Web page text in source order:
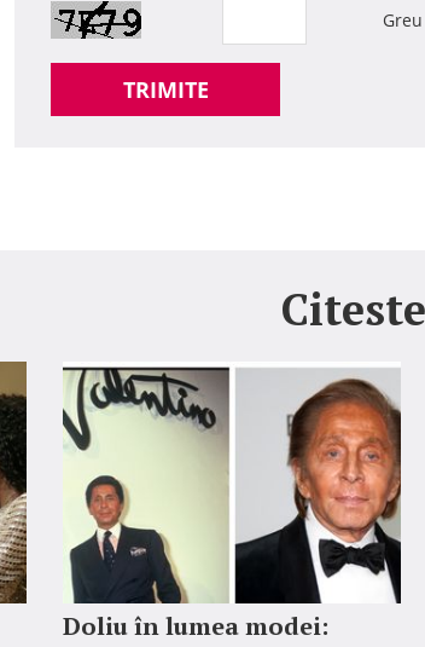
TRIMITE
Doliu în lumea modei: